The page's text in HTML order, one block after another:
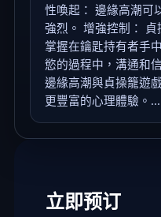
性喚起： 邊緣高潮可
強烈。 增強控制：
掌握在鑰匙持有者手
慾的過程中，溝通和
邊緣高潮與貞操籠遊
更豐富的心理體驗。...
立即预订